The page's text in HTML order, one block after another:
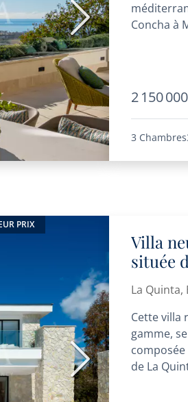
Suivant
Concha à
2 150
3 Chambres
PRIX
Suivant
Villa
située
La Quinta,
Cette villa
gamme,
de La